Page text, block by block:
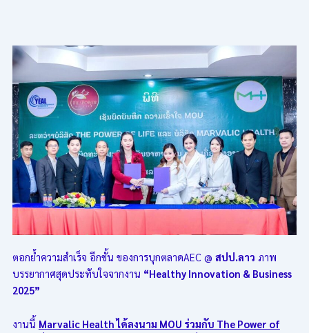
ตอกย้ำความสำเร็จ อีกขั้น ของการบุกตลาดAEC @ สปป.ลาว ภาพ
บรรยากาศสุดประทับใจจากงาน “Healthy Innovation & Business
2025”
งานนี้ Marvalic Health ได้ลงนาม MOU ร่วมกับ The Power of